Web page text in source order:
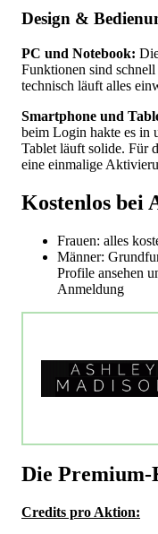
Design &
PC und Notebook:
Funktionen sind
technisch läuft alles
Smartphone und
beim Login hakte es in
Tablet läuft solide. Für
eine einmalige
Kostenlos bei
Frauen: alles
Männer:
Profile ansehen
Anmeldung
Die Premium-
Credits pro Aktion: